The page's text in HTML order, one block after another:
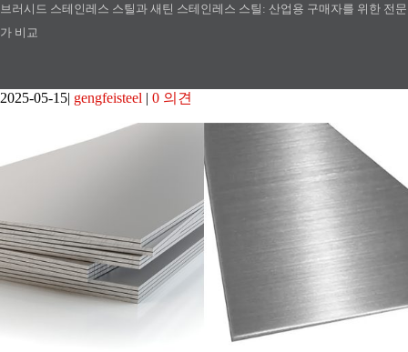
브러시드 스테인레스 스틸과 새틴 스테인레스 스틸: 산업용 구매자를 위한 전문
가 비교
2025-05-15 gengfeisteel 0 의견